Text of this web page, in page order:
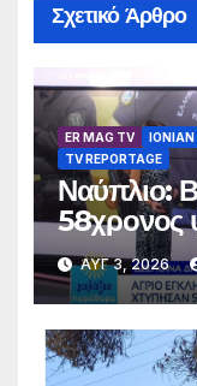
Σχετικό Άρθρο
ER MAG TV
TV REPORTAGE
Ναύπλιο:
58χρονος
ΑΥΓ 3, 2026